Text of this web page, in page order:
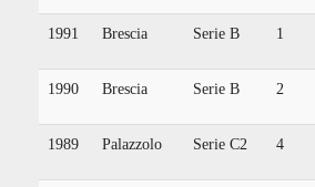
1991 Brescia Serie B 1
1990 Brescia Serie B 2
1989 Palazzolo Serie C2 4